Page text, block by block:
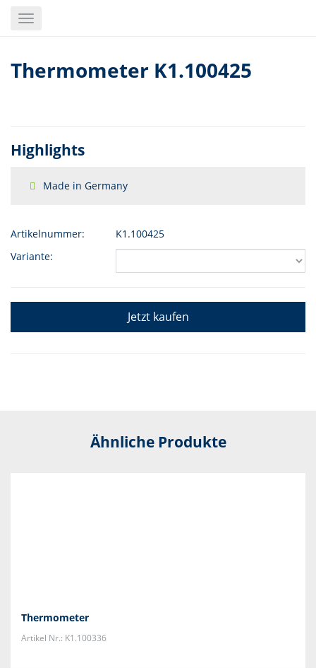
Toggle
Thermometer K1.100425
Highlights
Made in Germany
Artikelnummer:
K1.100425
Variante:
Jetzt kaufen
Ähnliche Produkte
Thermometer
Artikel Nr.: K1.100336